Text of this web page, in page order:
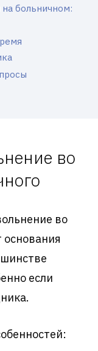
на больничном:
во
во
основания
если